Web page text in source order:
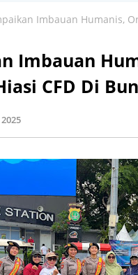
Imbauan Humanis,
Imbauan
CFD Di